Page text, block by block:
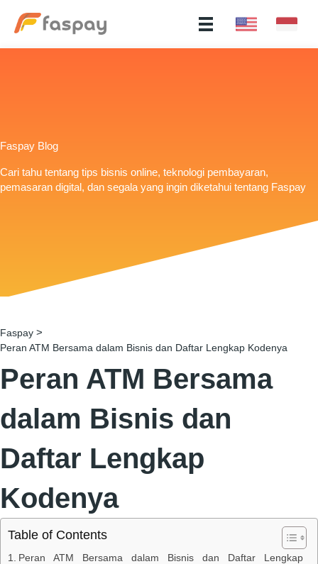
Faspay Blog
Cari tahu tentang tips bisnis online, teknologi pembayaran,
pemasaran digital, dan segala yang ingin diketahui tentang Faspay
Faspay >
Peran ATM Bersama dalam Bisnis dan Daftar Lengkap Kodenya
Peran ATM Bersama
dalam Bisnis dan
Daftar Lengkap
Kodenya
Table of Contents
Peran ATM Bersama dalam Bisnis dan Daftar Lengkap